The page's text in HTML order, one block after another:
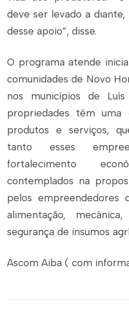
deve ser levado a
desse apoio”, disse.
O programa atende
comunidades de Novo
nos municípios de
propriedades têm uma
produtos e serviços,
tanto esses
fortalecimento
contemplados na
pelos empreendedores
alimentação,
segurança de insumos
Ascom Aiba ( com